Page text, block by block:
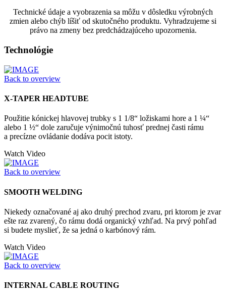
Technické údaje a vyobrazenia sa môžu v dôsledku výrobných
zmien alebo chýb líšiť od skutočného produktu. Vyhradzujeme si
právo na zmeny bez predchádzajúceho upozornenia.
Technológie
Back to overview
X-TAPER HEADTUBE
Použitie kónickej hlavovej trubky s 1 1/8“ ložiskami hore a 1 ¼“
alebo 1 ½“ dole zaručuje výnimočnú tuhosť prednej časti rámu
a precízne ovládanie dodáva pocit istoty.
Watch Video
Back to overview
SMOOTH WELDING
Niekedy označované aj ako druhý prechod zvaru, pri ktorom je zvar
ešte raz zvarený, čo rámu dodá organický vzhľad. Na prvý pohľad
si budete myslieť, že sa jedná o karbónový rám.
Watch Video
Back to overview
INTERNAL CABLE ROUTING